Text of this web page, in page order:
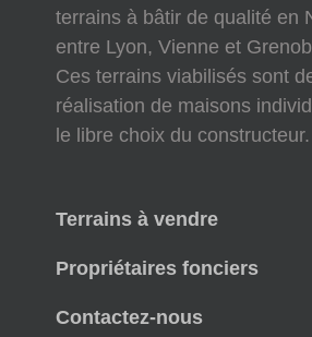
terrains à bâtir de qualité en
entre Lyon, Vienne et
Ces terrains viabilisés sont
réalisation de maisons
le libre choix du constructeur.
Terrains à vendre
Propriétaires fonciers
Contactez-nous